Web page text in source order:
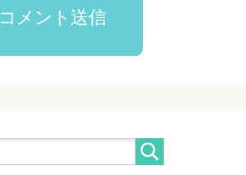
コメント送信